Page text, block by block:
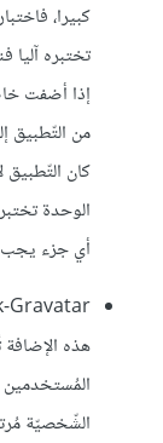
كبيرا،
تختبره آليا
إذا أضفت
من التّطبيق
كان التّطبيق
الوحدة
أي جزء يجب
Gravatar
الشّخصيّة